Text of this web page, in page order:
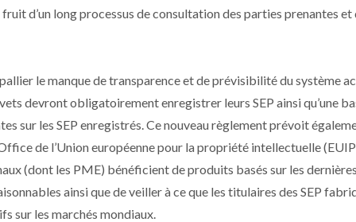
d’un long processus de consultation des parties prenantes et
le manque de transparence et de prévisibilité du système
devront obligatoirement enregistrer leurs SEP ainsi qu’une
sur les SEP enregistrés. Ce nouveau règlement prévoit
de l’Union européenne pour la propriété intellectuelle
(dont les PME) bénéficient de produits basés sur les
ainsi que de veiller à ce que les titulaires des SEP
sur les marchés mondiaux.